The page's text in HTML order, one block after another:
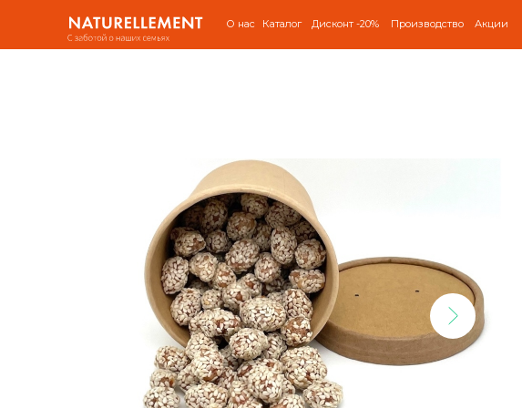
О нас Каталог Дисконт -20% Производство Акции